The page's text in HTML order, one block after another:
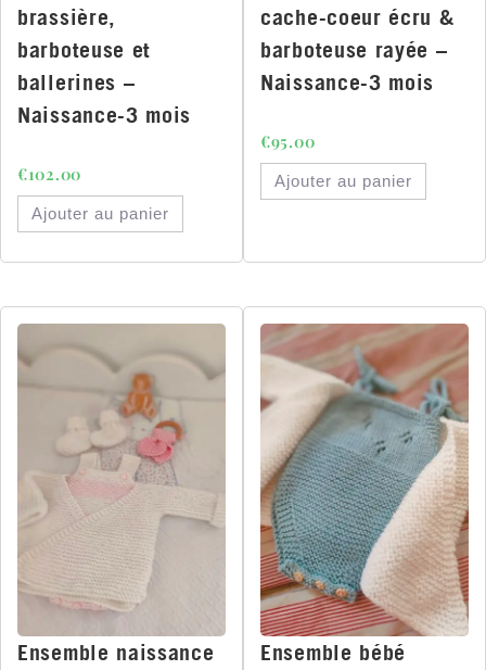
brassière,
barboteuse et
ballerines –
Naissance-3 mois
€102.00
Ajouter au panier
cache-coeur écru &
barboteuse rayée –
Naissance-3 mois
€95.00
Ajouter au panier
Ensemble naissance
Ensemble bébé